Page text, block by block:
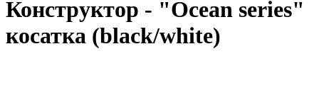
Конструктор - "Ocean series"
косатка (black/white)